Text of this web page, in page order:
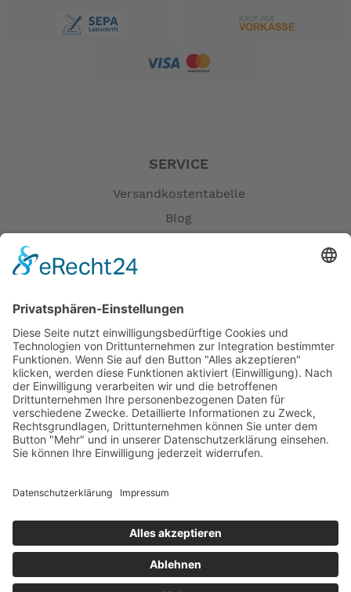
SERVICE
Versandkostentabelle
Blog
Öffnungszeiten
Versandpartner
Verfügbarkeiten
Zahlung und Versand
Datenschutz
Fernabsatz
Widerrufsrecht MS
Kontakt
Garantiefall
Batterieverordnung